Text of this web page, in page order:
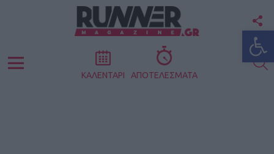
Menu ΚΑΛΕΝΤΑΡΙ ΑΠΟΤΕΛΕΣΜΑΤΑ